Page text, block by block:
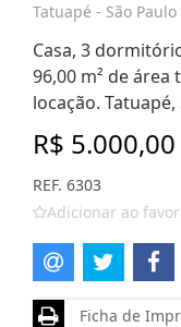
Tatuapé - São Paulo
Casa, 3
96,00 m² de
locação. Tatuapé,
R$ 5.000,00
REF. 6303
Adicionar ao
Ficha de